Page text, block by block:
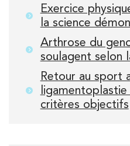
Exercice
la science
Arthrose du
soulagent selon
Retour au sport
critères objectifs